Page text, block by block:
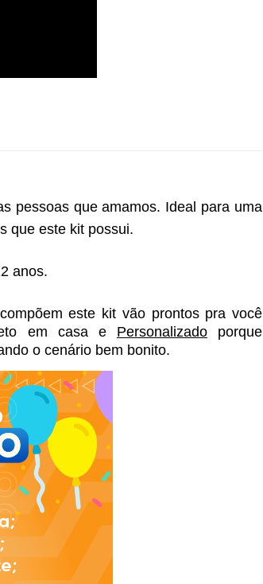
pessoas que amamos. Ideal para uma
que este kit possui.
anos.
este kit vão prontos pra você
em casa e Personalizado porque
o cenário bem bonito.